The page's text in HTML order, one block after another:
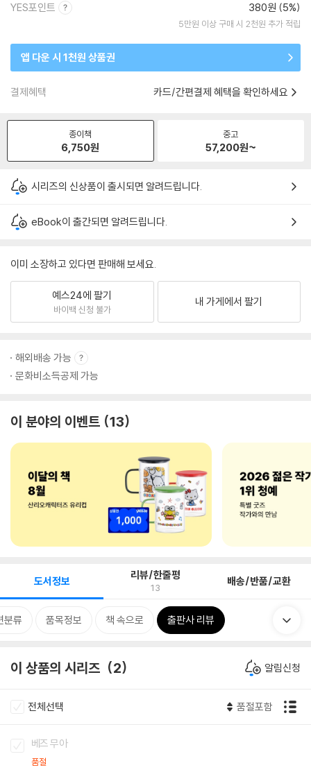
YES포인트 380원 (5%)
5만원 이상 구매 시 2천원 추가 적립
앱 다운 시 1천원 상품권
결제혜택 카드/간편결제 혜택을 확인하세요
종이책
6,750원
중고
57,200원~
시리즈의 신상품이 출시되면 알려드립니다.
eBook이 출간되면 알려드립니다.
이미 소장하고 있다면 판매해 보세요.
예스24에 팔기
바이백 신청 불가
내 가게에서 팔기
해외배송 가능
문화비소득공제 가능
이 분야의 이벤트 13
도서정보 리뷰/한줄평
13 배송/반품/교환
분류 품목정보 책 속으로 출판사 리뷰
이 상품의 시리즈 2 알림신청
전체선택 품절포함
베즈 무아
품절